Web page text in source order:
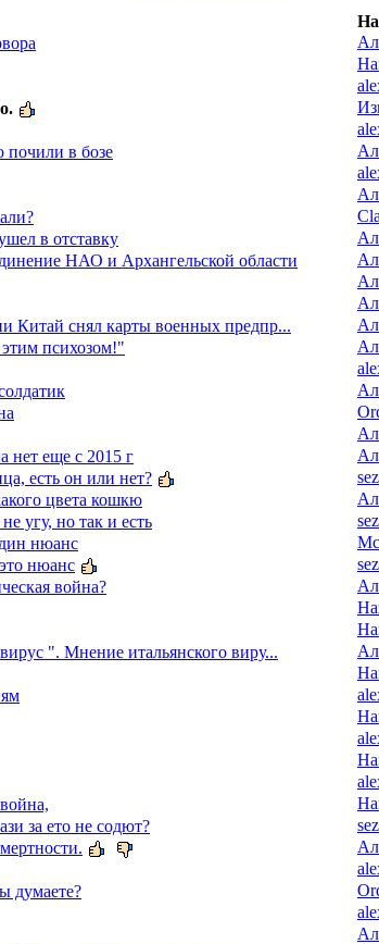
почили в бозе
в отставку
НАО и Архангельской области
Китай снял карты военных предпр...
психозом!"
нет еще с 2015 г
есть он или нет?
цвета кошкю
угу, но так и есть
нюанс
нюанс
война?
". Мнение итальянского виру...
за ето не содют?
думаете?